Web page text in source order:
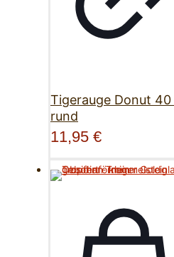
Tigerauge Donut 40
rund
11,95 €